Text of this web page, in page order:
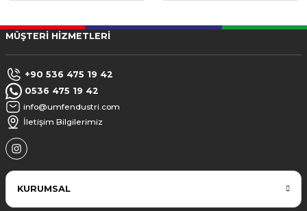
MÜŞTERİ HİZMETLERİ
+90 536 475 19 42
0536 475 19 42
info@umfendustri.com
İletişim Bilgilerimiz
KURUMSAL